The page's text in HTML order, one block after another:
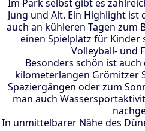
Im Park selbst gibt es
Jung und Alt. Ein Highlight
auch an kühleren Tagen zum
einen Spielplatz für
Volleyball- und
Besonders schön ist
kilometerlangen Grömitzer
Spaziergängen oder zum
man auch
In unmittelbarer Nähe des